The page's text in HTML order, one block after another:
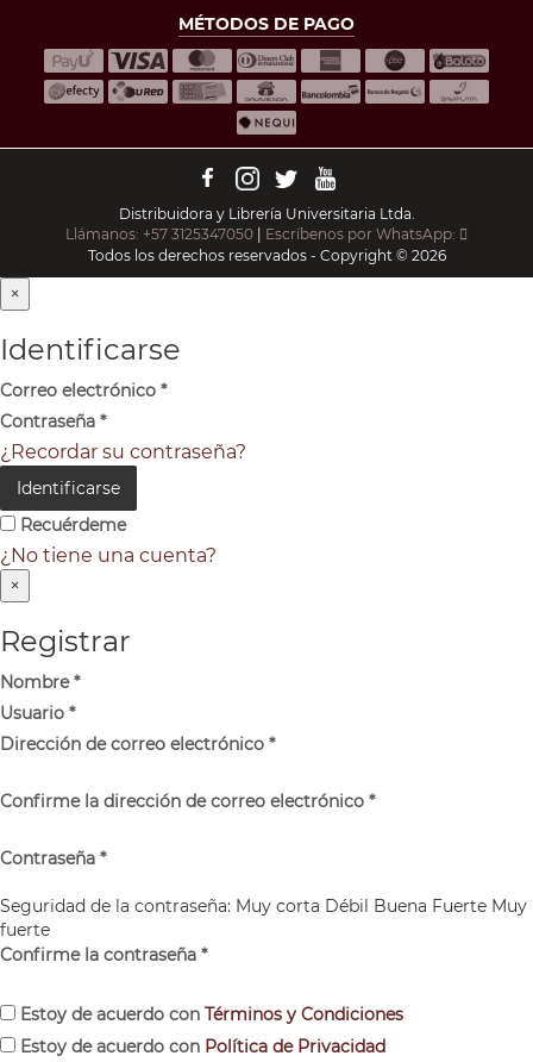
MÉTODOS DE PAGO
Distribuidora y Librería Universitaria Ltda.
Llámanos: +57 3125347050 | Escríbenos por WhatsApp:
Todos los derechos reservados - Copyright © 2026
×
Identificarse
Correo electrónico *
Contraseña *
¿Recordar su contraseña?
Identificarse
Recuérdeme
¿No tiene una cuenta?
×
Registrar
Nombre*
Usuario *
Dirección de correo electrónico *
Confirme la dirección de correo electrónico *
Contraseña *
Seguridad de la contraseña: Muy corta Débil Buena Fuerte Muy
fuerte
Confirme la contraseña *
Estoy de acuerdo con Términos y Condiciones
Estoy de acuerdo con Política de Privacidad